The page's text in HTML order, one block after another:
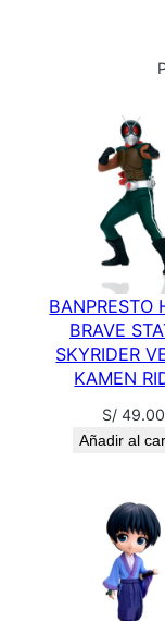
BANPRESTO
BRAVE
SKYRIDER
KAMEN
S/49.00
Añadir al